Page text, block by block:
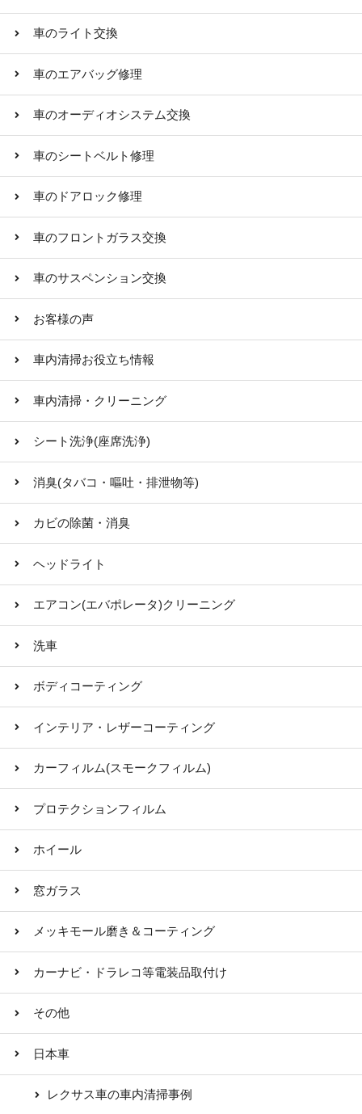
車のライト交換
車のエアバッグ修理
車のオーディオシステム交換
車のシートベルト修理
車のドアロック修理
車のフロントガラス交換
車のサスペンション交換
お客様の声
車内清掃お役立ち情報
車内清掃・クリーニング
シート洗浄(座席洗浄)
消臭(タバコ・嘔吐・排泄物等)
カビの除菌・消臭
ヘッドライト
エアコン(エバポレータ)クリーニング
洗車
ボディコーティング
インテリア・レザーコーティング
カーフィルム(スモークフィルム)
プロテクションフィルム
ホイール
窓ガラス
メッキモール磨き＆コーティング
カーナビ・ドラレコ等電装品取付け
その他
日本車
レクサス車の車内清掃事例